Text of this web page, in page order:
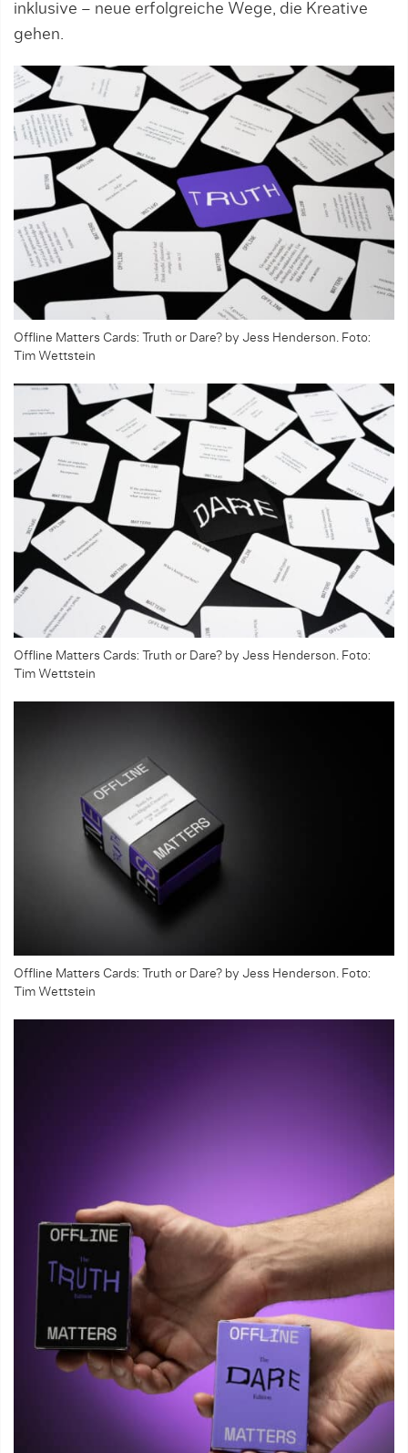
inklusive – neue erfolgreiche Wege, die Kreative
gehen.
Offline Matters Cards: Truth or Dare? by Jess Henderson. Foto:
Tim Wettstein
Offline Matters Cards: Truth or Dare? by Jess Henderson. Foto:
Tim Wettstein
Offline Matters Cards: Truth or Dare? by Jess Henderson. Foto:
Tim Wettstein